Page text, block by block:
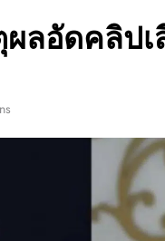
ผลอัดคลิป